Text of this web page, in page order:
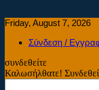
Friday, August 7, 2026
Σύνδεση /
συνδεθείτε
Καλωσήλθατε!